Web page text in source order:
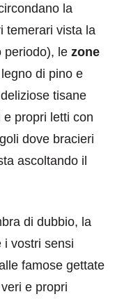
la
temerari vista la
periodo), le zone
di pino e
tisane
propri letti con
dove bracieri
ascoltando il
di dubbio, la
i vostri sensi
famose gettate
e propri